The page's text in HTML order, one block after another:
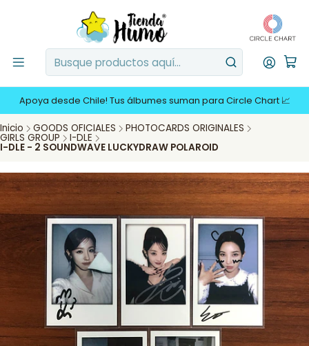
Apoya desde Chile! Tus álbumes suman para Circle Chart 📈
Inicio GOODS OFICIALES PHOTOCARDS ORIGINALES
GIRLS GROUP I-DLE
I-DLE - 2 SOUNDWAVE LUCKYDRAW POLAROID